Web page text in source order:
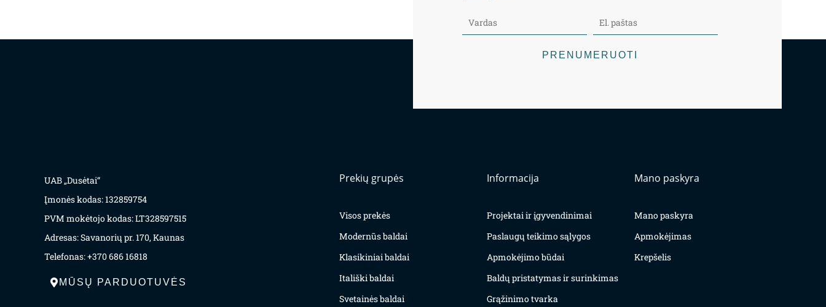
PRENUMERUOTI
UAB „Dusėtai“
Įmonės kodas: 132859754
PVM mokėtojo kodas: LT328597515
Adresas: Savanorių pr. 170, Kaunas
Telefonas: +370 686 16818
MŪSŲ PARDUOTUVĖS
Prekių grupės
Visos prekės
Modernūs baldai
Klasikiniai baldai
Itališki baldai
Svetainės baldai
Informacija
Projektai ir įgyvendinimai
Paslaugų teikimo sąlygos
Apmokėjimo būdai
Baldų pristatymas ir surinkimas
Grąžinimo tvarka
Mano paskyra
Mano paskyra
Apmokėjimas
Krepšelis